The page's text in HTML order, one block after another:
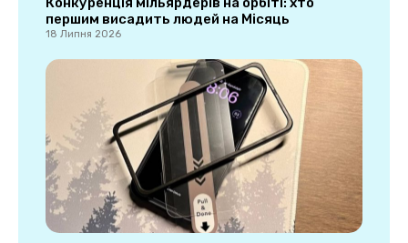
першим висадить людей на Місяць
18 Липня 2026